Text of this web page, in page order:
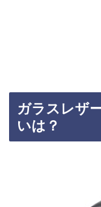
ガラスレザ
いは？